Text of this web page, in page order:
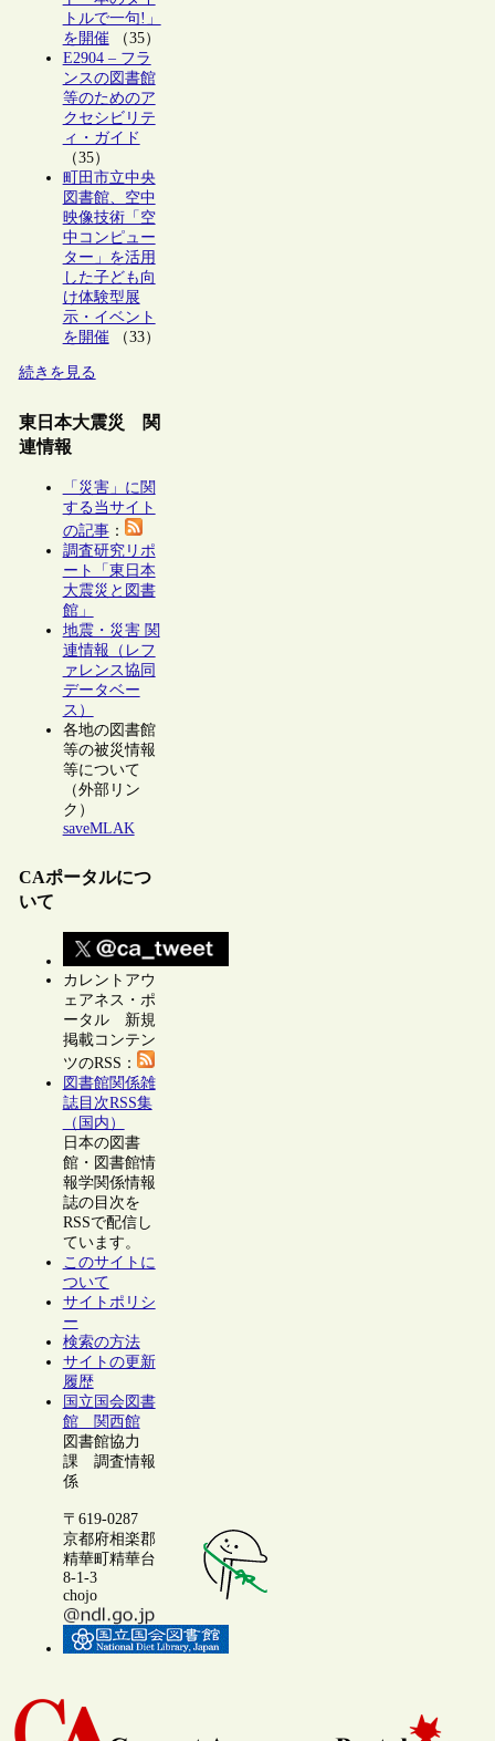
トルで一句!」
を開催（35）
E2904 – フラ
ンスの図書館
等のためのア
クセシビリテ
ィ・ガイド
（35）
町田市立中央
図書館、空中
映像技術「空
中コンピュー
ター」を活用
した子ども向
け体験型展
示・イベント
を開催（33）
続きを見る
東日本大震災 関
連情報
「災害」に関
する当サイト
の記事：
調査研究リポ
ート「東日本
大震災と図書
館」
地震・災害 関
連情報（レフ
ァレンス協同
データベー
ス）
各地の図書館
等の被災情報
等について
（外部リン
ク）
saveMLAK
CAポータルにつ
いて
カレントアウ
ェアネス・ポ
ータル 新規
掲載コンテン
ツのRSS：
図書館関係雑
誌目次RSS集
（国内）
日本の図書
館・図書館情
報学関係情報
誌の目次を
RSSで配信し
ています。
このサイトに
ついて
サイトポリシ
ー
検索の方法
サイトの更新
履歴
国立国会図書
館 関西館
図書館協力
課 調査情報
係
〒619-0287
京都府相楽郡
精華町精華台
8-1-3
chojo